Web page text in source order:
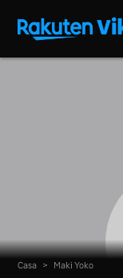
Casa > Maki Yoko